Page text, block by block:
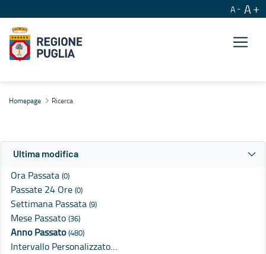
A A
Homepage Ricerca
Ultima modifica
Ora Passata (0)
Passate 24 Ore (0)
Settimana Passata (9)
Mese Passato (36)
Anno Passato(480)
Intervallo Personalizzato…